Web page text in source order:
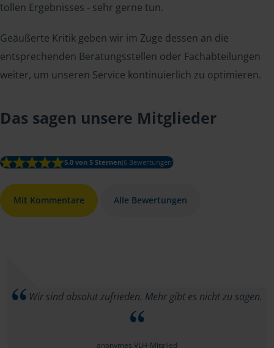
tollen Ergebnisses - sehr gerne tun.
Geäußerte Kritik geben wir im Zuge dessen an die
entsprechenden Beratungsstellen oder Fachabteilungen
weiter, um unseren Service kontinuierlich zu optimieren.
Das sagen unsere Mitglieder
5.0 von 5 Sternen(6 Bewertungen)
Mit Kommentare Alle Bewertungen
Wir sind absolut zufrieden. Mehr gibt es nicht zu sagen.
anonymes VLH-Mitglied